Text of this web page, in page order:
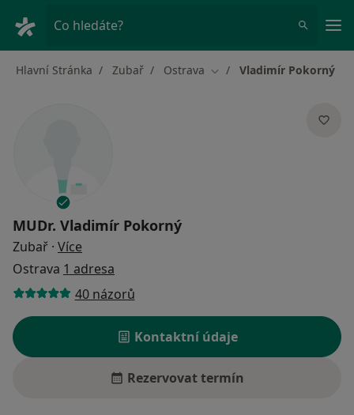
Co hledáte?
Hlavní Stránka Zubař Ostrava Změna města
Vladimír Pokorný
MUDr. Vladimír Pokorný
Zubař · Více
Ostrava 1 adresa
40 názorů
Kontaktní údaje
Rezervovat termín